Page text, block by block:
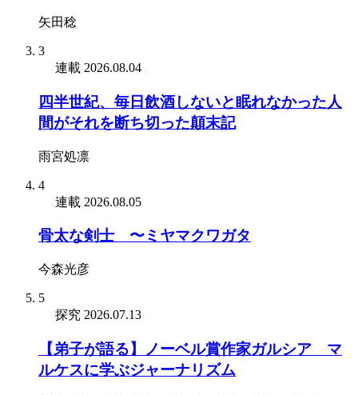
矢田稔
3
連載 2026.08.04
四半世紀、毎日飲酒しないと眠れなかった人
間がそれを断ち切った顛末記
雨宮処凛
4
連載 2026.08.05
骨太な剣士 〜ミヤマクワガタ
今森光彦
5
探究 2026.07.13
【弟子が語る】ノーベル賞作家ガルシア゠マ
ルケスに学ぶジャーナリズム